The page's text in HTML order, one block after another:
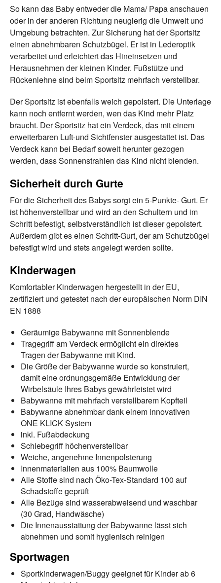
So kann das Baby entweder die Mama/ Papa anschauen
oder in der anderen Richtung neugierig die Umwelt und
Umgebung betrachten. Zur Sicherung hat der Sportsitz
einen abnehmbaren Schutzbügel. Er ist in Lederoptik
verarbeitet und erleichtert das Hineinsetzen und
Herausnehmen der kleinen Kinder. Fußstütze und
Rückenlehne sind beim Sportsitz mehrfach verstellbar.
Der Sportsitz ist ebenfalls weich gepolstert. Die Unterlage
kann noch entfernt werden, wen das Kind mehr Platz
braucht. Der Sportsitz hat ein Verdeck, das mit einem
erweiterbaren Luft-und Sichtfenster ausgestattet ist. Das
Verdeck kann bei Bedarf soweit herunter gezogen
werden, dass Sonnenstrahlen das Kind nicht blenden.
Sicherheit durch Gurte
Für die Sicherheit des Babys sorgt ein 5-Punkte- Gurt. Er
ist höhenverstellbar und wird an den Schultern und im
Schritt befestigt, selbstverständlich ist dieser gepolstert.
Außerdem gibt es einen Schritt-Gurt, der am Schutzbügel
befestigt wird und stets angelegt werden sollte.
Kinderwagen
Komfortabler Kinderwagen hergestellt in der EU,
zertifiziert und getestet nach der europäischen Norm DIN
EN 1888
Geräumige Babywanne mit Sonnenblende
Tragegriff am Verdeck ermöglicht ein direktes
Tragen der Babywanne mit Kind.
Die Größe der Babywanne wurde so konstruiert,
damit eine ordnungsgemäße Entwicklung der
Wirbelsäule Ihres Babys gewährleistet wird
Babywanne mit mehrfach verstellbarem Kopfteil
Babywanne abnehmbar dank einem innovativen
ONE KLICK System
inkl. Fußabdeckung
Schiebegriff höchenverstellbar
Weiche, angenehme Innenpolsterung
Innenmaterialien aus 100% Baumwolle
Alle Stoffe sind nach Öko-Tex-Standard 100 auf
Schadstoffe geprüft
Alle Bezüge sind wasserabweisend und waschbar
(30 Grad, Handwäsche)
Die Innenausstattung der Babywanne lässt sich
abnehmen und somit hygienisch reinigen
Sportwagen
Sportkinderwagen/Buggy geeignet für Kinder ab 6